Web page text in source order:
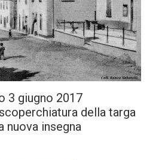
3 giugno 2017
della targa
nuova insegna